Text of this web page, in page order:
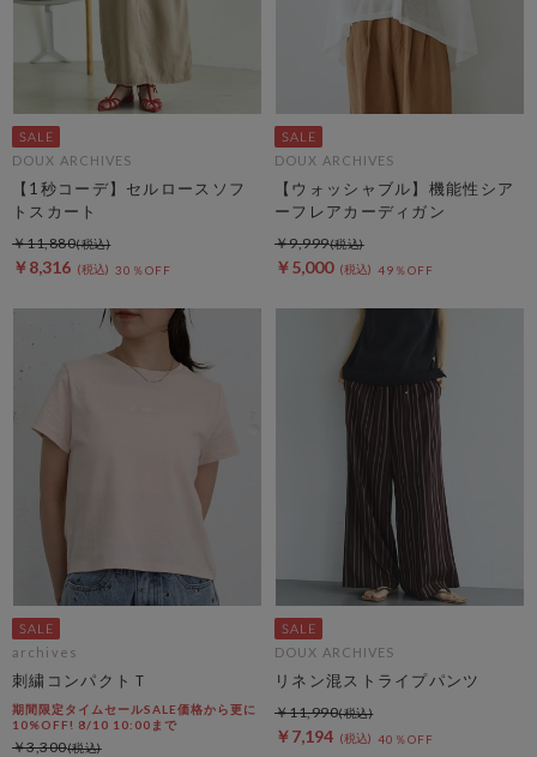
DOUX ARCHIVES
【1秒コーデ】セルロースソフ
トスカート
￥8,316 30％OFF
￥11,880
DOUX ARCHIVES
【ウォッシャブル】機能性シア
ーフレアカーディガン
￥5,000 49％OFF
￥9,999
archives
刺繍コンパクトＴ
期間限定タイムセールSALE価格から更に
10%OFF! 8/10 10:00まで
￥3,300
DOUX ARCHIVES
リネン混ストライプパンツ
￥7,194 40％OFF
￥11,990